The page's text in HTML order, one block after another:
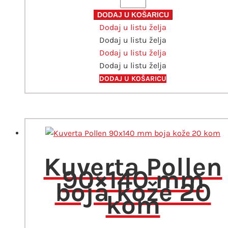
114x162
mm
bijela
20
kom
količina
DODAJ U KOŠARICU
Dodaj u listu želja
Dodaj u listu želja
Dodaj u listu želja
Dodaj u listu želja
DODAJ U KOŠARICU
Kuverta Pollen
90×140 mm
boja kože 20
kom